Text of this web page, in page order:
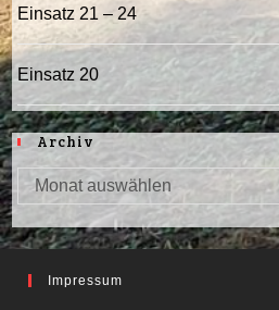
Einsatz 21 – 24
Einsatz 20
Archiv
Archiv
Monat auswählen
Impressum